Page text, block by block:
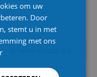
om uw
Door
stemt u in met
met ons